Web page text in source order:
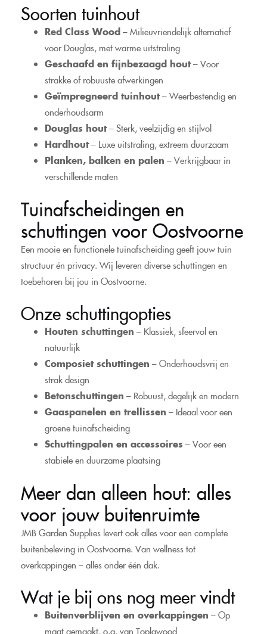
Soorten tuinhout
Red Class Wood– Milieuvriendelijk alternatief
voor Douglas, met warme uitstraling
Geschaafd en fijnbezaagd hout– Voor
strakke of robuuste afwerkingen
Geïmpregneerd tuinhout– Weerbestendig en
onderhoudsarm
Douglas hout– Sterk, veelzijdig en stijlvol
Hardhout– Luxe uitstraling, extreem duurzaam
Planken, balken en palen – Verkrijgbaar in
verschillende maten
Tuinafscheidingen en
schuttingen voor Oostvoorne
Een mooie en functionele tuinafscheiding geeft jouw tuin
structuur én privacy. Wij leveren diverse schuttingen en
toebehoren bij jou in Oostvoorne.
Onze schuttingopties
Houten schuttingen – Klassiek, sfeervol en
natuurlijk
Composiet schuttingen – Onderhoudsvrij en
strak design
Betonschuttingen – Robuust, degelijk en modern
Gaaspanelen en trellissen – Ideaal voor een
groene tuinafscheiding
Schuttingpalen en accessoires – Voor een
stabiele en duurzame plaatsing
Meer dan alleen hout: alles
voor jouw buitenruimte
JMB Garden Supplies levert ook alles voor een complete
buitenbeleving in Oostvoorne. Van wellness tot
overkappingen – alles onder één dak.
Wat je bij ons nog meer vindt
Buitenverblijven en overkappingen – Op
maat gemaakt, o.a. van Toplawood